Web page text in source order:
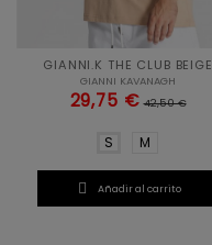
GIANNI.K THE CLUB BEIGE
GIANNI KAVANAGH
29,75 € 42,50 €
S M
 Añadir al carrito